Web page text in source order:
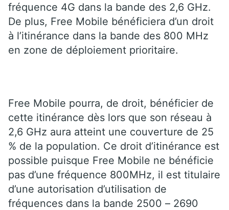
fréquence 4G dans la bande des 2,6 GHz.
De plus, Free Mobile bénéficiera d’un droit
à l’itinérance dans la bande des 800 MHz
en zone de déploiement prioritaire.
Free Mobile pourra, de droit, bénéficier de
cette itinérance dès lors que son réseau à
2,6 GHz aura atteint une couverture de 25
% de la population. Ce droit d’itinérance est
possible puisque Free Mobile ne bénéficie
pas d’une fréquence 800MHz, il est titulaire
d’une autorisation d’utilisation de
fréquences dans la bande 2500 – 2690